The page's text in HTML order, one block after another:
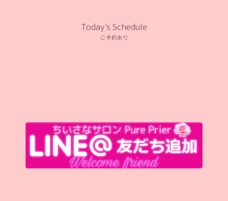
Today's Schedule
ご予約あり